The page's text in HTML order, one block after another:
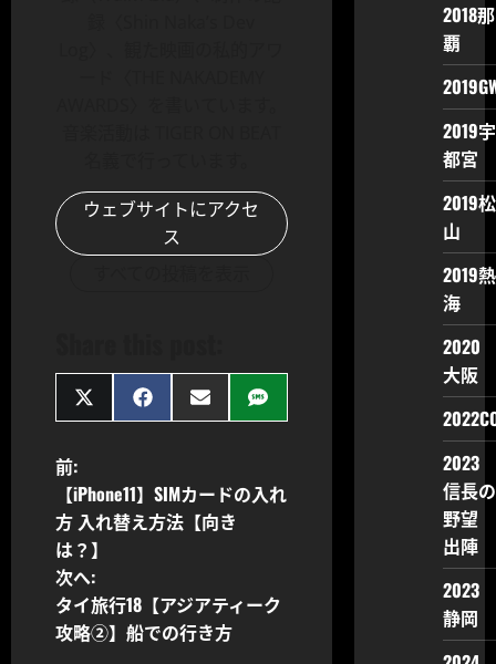
ウェブサイトにアクセ
ス
Share
on
Share
on
Share
on
Share
on
投
稿
ナ
ビ
前:
【iPhone11】SIMカードの入れ
方 入れ替え方法【向き
は？】
次へ:
タイ旅行18【アジアティーク
攻略②】船での行き方
2018那
覇
2019宇
都宮
2019松
山
2019熱
海
2020
大阪
2023
信長の
野望
出陣
2023
静岡